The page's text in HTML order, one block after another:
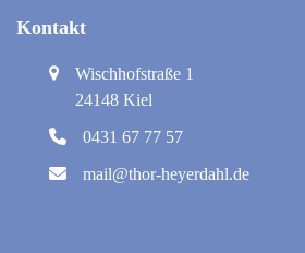
Kontakt
Wischhofstraße 1
24148 Kiel
0431 67 77 57
mail@thor-heyerdahl.de